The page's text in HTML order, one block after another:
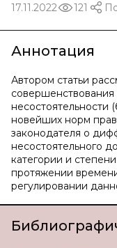
17.11.2022 121
Аннотация
Автором статьи
совершенствования
несостоятельности
новейших норм
законодателя о
несостоятельного
категории и
протяжении
регулировании